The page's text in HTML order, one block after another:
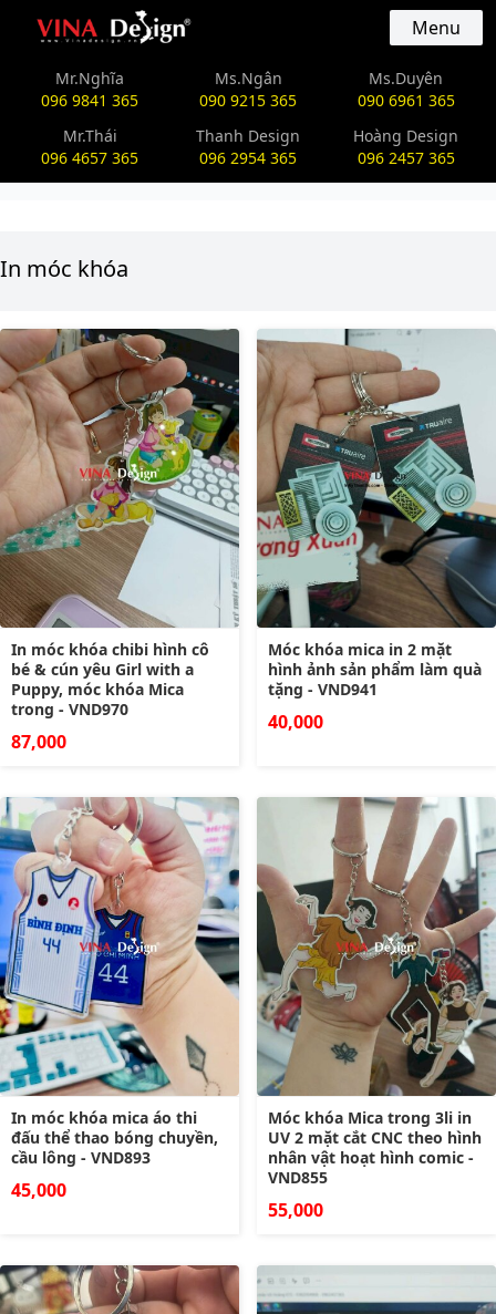
vinadesign.vn Menu
Mr.Nghĩa
096 9841 365
Ms.Ngân
090 9215 365
Ms.Duyên
090 6961 365
Mr.Thái
096 4657 365
Thanh Design
096 2954 365
Hoàng Design
096 2457 365
In móc khóa
In móc khóa chibi hình cô
bé & cún yêu Girl with a
Puppy, móc khóa Mica
trong - VND970
87,000
Móc khóa mica in 2 mặt
hình ảnh sản phẩm làm quà
tặng - VND941
40,000
In móc khóa mica áo thi
đấu thể thao bóng chuyền,
cầu lông - VND893
45,000
Móc khóa Mica trong 3li in
UV 2 mặt cắt CNC theo hình
nhân vật hoạt hình comic -
VND855
55,000